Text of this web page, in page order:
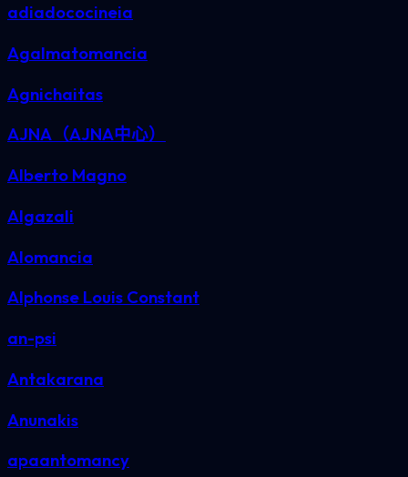
adiadococineia
Agalmatomancia
Agnichaitas
AJNA（AJNA中心）
Alberto Magno
Algazali
Alomancia
Alphonse Louis Constant
an-psi
Antakarana
Anunakis
apaantomancy